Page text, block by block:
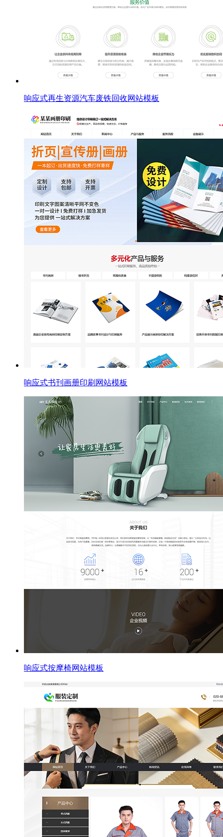
响应式再生资源汽车废铁回收网站模板
响应式书刊画册印刷网站模板
响应式按摩椅网站模板